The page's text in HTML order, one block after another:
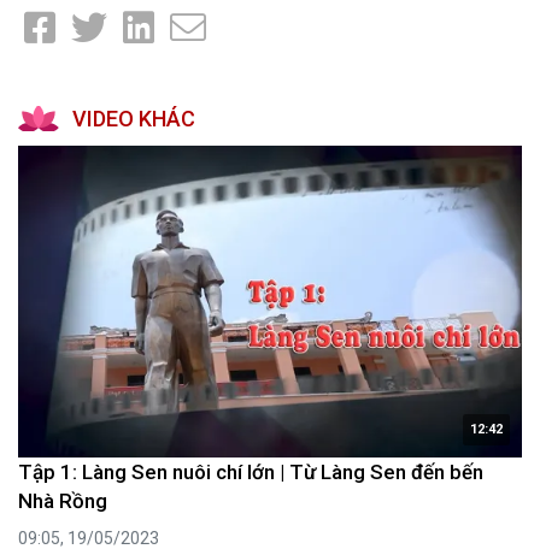
VIDEO KHÁC
12:42
Tập 1: Làng Sen nuôi chí lớn | Từ Làng Sen đến bến
Nhà Rồng
09:05, 19/05/2023